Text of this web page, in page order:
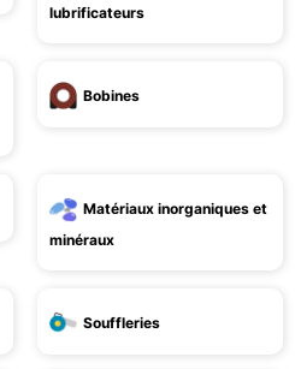
lubrificateurs
Bobines
Matériaux inorganiques et
minéraux
Souffleries